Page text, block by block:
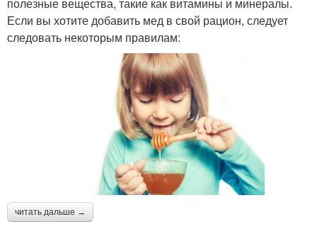
полезные вещества, такие как витамины и минералы.
Если вы хотите добавить мед в свой рацион, следует
следовать некоторым правилам:
читать дальше →